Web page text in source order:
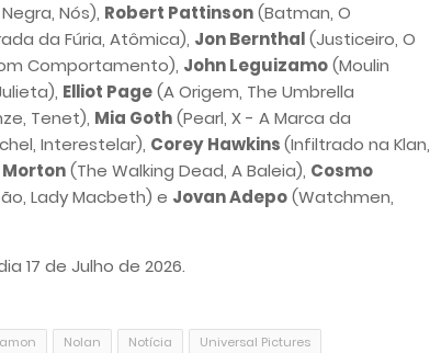
Nós), Robert Pattinson(Batman, O
da Fúria, Atômica), Jon Bernthal(Justiceiro, O
Comportamento), John Leguizamo(Moulin
Elliot Page(A Origem, The Umbrella
Tenet), Mia Goth(Pearl, X - A Marca da
Interestelar), Corey Hawkins(Infiltrado na Klan,
(The Walking Dead, A Baleia), Cosmo
Lady Macbeth) e Jovan Adepo(Watchmen,
17 de Julho de 2026.
Nolan Notícia Universal Pictures